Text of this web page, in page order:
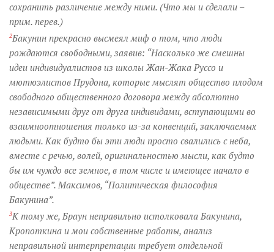
сохранить различение между ними. (Что мы и сделали –
прим. перев.)
2Бакунин прекрасно высмеял миф о том, что люди
рождаются свободными, заявив: “Насколько же смешны
идеи индивидуалистов из школы Жан-Жака Руссо и
мютюэлистов Прудона, которые мыслят общество плодом
свободного общественного договора между абсолютно
независимыми друг от друга индивидами, вступающими во
взаимноотношения только из-за конвенций, заключаемых
людьми. Как будто бы эти люди просто свалились с неба,
вместе с речью, волей, оригинальностью мысли, как будто
бы им чуждо все земное, в том числе и имеющее начало в
обществе”. Максимов, “Политическая философия
Бакунина”.
3К тому же, Браун неправильно истолковала Бакунина,
Кропоткина и мои собственные работы, анализ
неправильной интерпретации требует отдельной